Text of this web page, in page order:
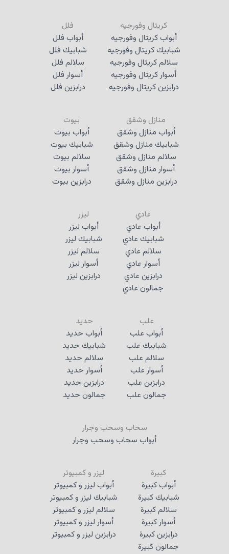
كريتال وفورجيه
أبواب كريتال وفورجيه
شبابيك كريتال وفورجيه
سلالم كريتال وفورجيه
أسوار كريتال وفورجيه
درابزين كريتال وفورجيه
فلل
أبواب فلل
شبابيك فلل
سلالم فلل
أسوار فلل
درابزين فلل
منازل وشقق
أبواب منازل وشقق
شبابيك منازل وشقق
سلالم منازل وشقق
أسوار منازل وشقق
درابزين منازل وشقق
بيوت
أبواب بيوت
شبابيك بيوت
سلالم بيوت
أسوار بيوت
درابزين بيوت
عادي
أبواب عادي
شبابيك عادي
سلالم عادي
أسوار عادي
درابزين عادي
جمالون عادي
ليزر
أبواب ليزر
شبابيك ليزر
سلالم ليزر
أسوار ليزر
درابزين ليزر
علب
أبواب علب
شبابيك علب
سلالم علب
أسوار علب
درابزين علب
جمالون علب
حديد
أبواب حديد
شبابيك حديد
سلالم حديد
أسوار حديد
درابزين حديد
جمالون حديد
سحاب وسحب وجرار
أبواب سحاب وسحب وجرار
كبيرة
أبواب كبيرة
شبابيك كبيرة
سلالم كبيرة
أسوار كبيرة
درابزين كبيرة
جمالون كبيرة
ليزر و كمبيوتر
أبواب ليزر و كمبيوتر
شبابيك ليزر و كمبيوتر
سلالم ليزر و كمبيوتر
أسوار ليزر و كمبيوتر
درابزين ليزر و كمبيوتر